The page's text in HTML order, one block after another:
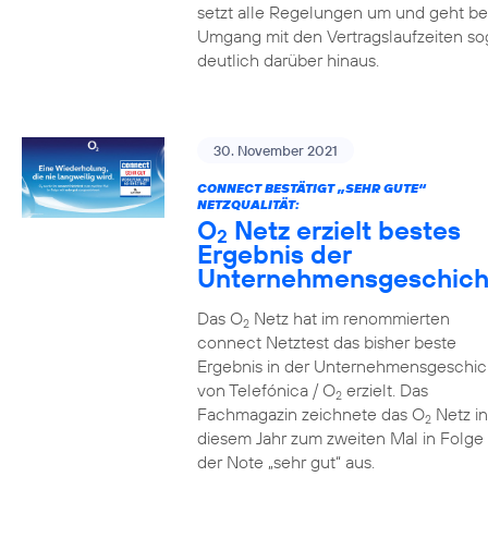
setzt alle Regelungen um und geht
Umgang mit den Vertragslaufzeiten
deutlich darüber hinaus.
30. November 2021
CONNECT BESTÄTIGT „SEHR GUTE“
NETZQUALITÄT:
O2 Netz erzielt bestes
Ergebnis der
Das O2Netz hat im renommierten
connect Netztest das bisher beste
Ergebnis in der
von Telefónica / O2erzielt. Das
Fachmagazin zeichnete das O2Netz in
diesem Jahr zum zweiten Mal in Folge
der Note „sehr gut“ aus.